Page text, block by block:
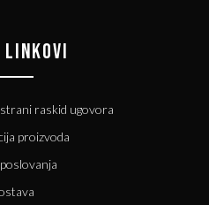
raskid ugovora
proizvoda